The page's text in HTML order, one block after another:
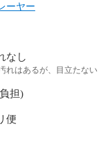
ーヤー
なし
れはあるが、目立たない
担)
便